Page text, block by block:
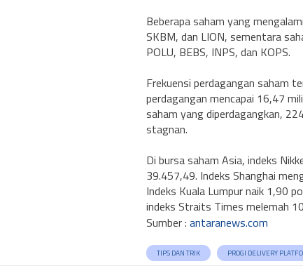
Beberapa saham yang
SKBM, dan LION, sementara
POLU, BEBS, INPS, dan KOPS.
Frekuensi perdagangan saham
perdagangan mencapai 16,47
saham yang diperdagangkan,
stagnan.
Di bursa saham Asia, indeks
39.457,49. Indeks Shanghai
Indeks Kuala Lumpur naik 1,90
indeks Straits Times melemah
Sumber : antaranews.com
TIPS DAN TRIK PROGI DELIVERY